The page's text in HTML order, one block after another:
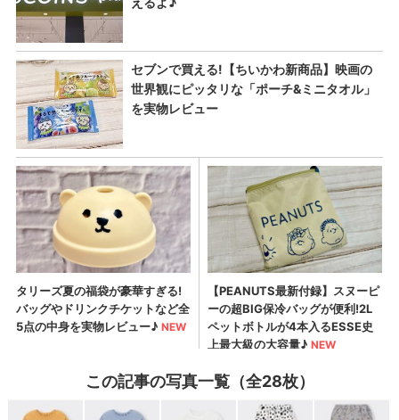
この記事の写真一覧（全28枚）